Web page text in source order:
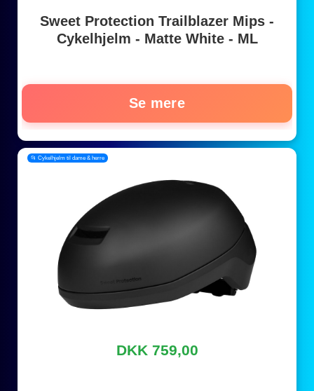
Sweet Protection Trailblazer Mips -
Cykelhjelm - Matte White - ML
Se mere
📂 Cykelhjelm til dame & herre
DKK 759,00